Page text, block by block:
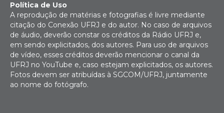
Política de Uso
A reprodução de matérias e fotografias é livre mediante
citação do Conexão UFRJ e do autor. No caso de arquivos
de áudio, deverão constar os créditos da Rádio UFRJ e,
em sendo explicitados, dos autores. Para uso de arquivos
de vídeo, esses créditos deverão mencionar o canal da
UFRJ no YouTube e, caso estejam explicitados, os autores.
Fotos devem ser atribuídas à SGCOM/UFRJ, juntamente
ao nome do fotógrafo.